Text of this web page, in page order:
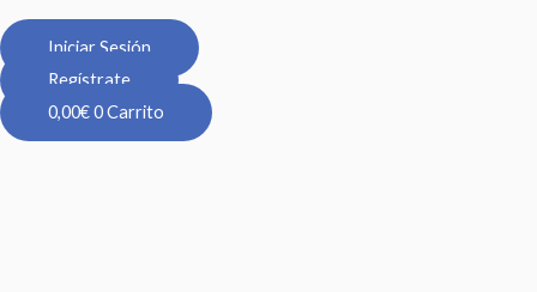
Iniciar Sesión
Regístrate
0,00€0Carrito